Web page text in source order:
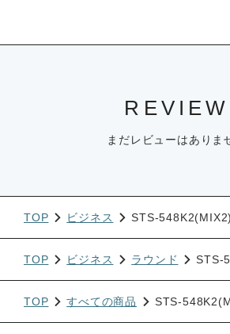
REVIEW
まだレビューはありま
TOP ビジネス STS-548K2(MIX2)
TOP ビジネス ラウンド STS-
TOP すべての商品 STS-